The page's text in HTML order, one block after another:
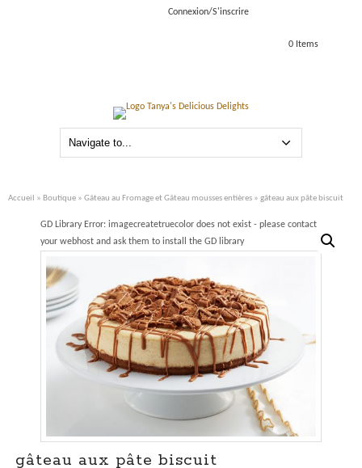
Connexion/S'inscrire
0 Items
Accueil » Boutique » Gâteau au Fromage et Gâteau mousses entières » gâteau aux pâte biscuit
GD Library Error: imagecreatetruecolor does not exist - please contact
your webhost and ask them to install the GD library
gâteau aux pâte biscuit